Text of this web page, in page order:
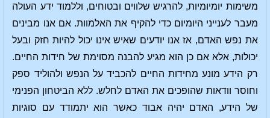
משימות יומיומיות, להרגיש שלווים ובטוחים, וללמוד ידע העולה
מעבר לענייני היומיום כדי להקיף את האלמוות. אם אנו מבינים
את נפש האדם, אז אנו יודעים שאיש אינו יכול להיות חזק ובעל
יכולות, אלא אם כן הוא מגיע להבנה מסוימת של חידות החיים.
רק הידע מונע מחידות החיים להכביד על הנפש ולהוליד ספק
וחוסר וודאות שהופכים את האדם לחלש. ללא הביטחון הפנימי
של הידע, האדם יהיה אבוד כאשר הוא יתמודד עם סוגיות